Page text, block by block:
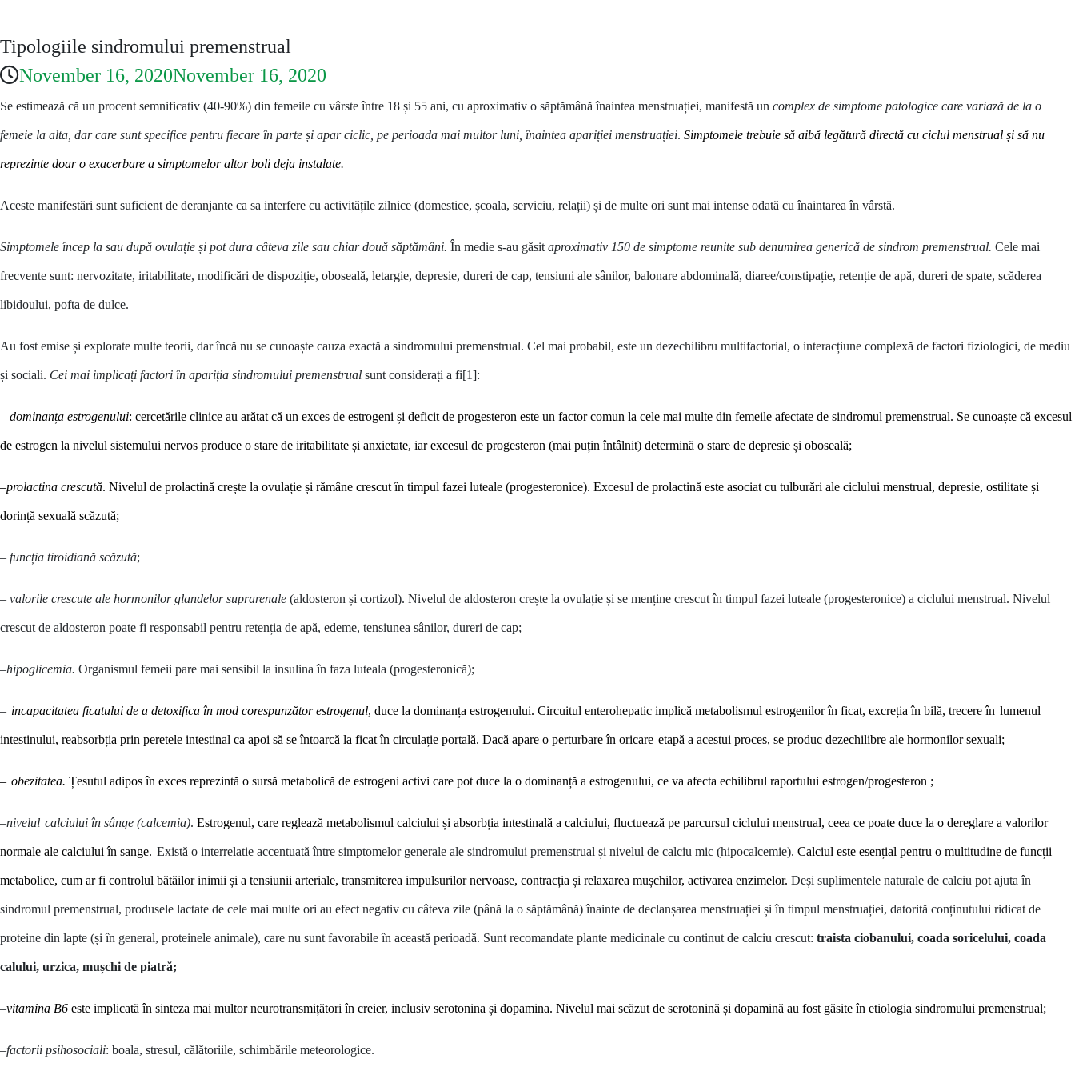
Tipologiile sindromului premenstrual
November 16, 2020November 16, 2020
Se estimează că un procent semnificativ (40-90%) din femeile cu vârste între 18 și 55 ani, cu aproximativ o săptămână înaintea menstruației, manifestă un complex de simptome patologice care variază de la o
femeie la alta, dar care sunt specifice pentru fiecare în parte și apar ciclic, pe perioada mai multor luni, înaintea apariției menstruației. Simptomele trebuie să aibă legătură directă cu ciclul menstrual și să nu
reprezinte doar o exacerbare a simptomelor altor boli deja instalate.
Aceste manifestări sunt suficient de deranjante ca sa interfere cu activitățile zilnice (domestice, școala, serviciu, relații) și de multe ori sunt mai intense odată cu înaintarea în vârstă.
Simptomele încep la sau după ovulație și pot dura câteva zile sau chiar două săptămâni. În medie s-au găsitaproximativ 150 de simptome reunite sub denumirea generică de sindrom premenstrual. Cele mai
frecvente sunt: nervozitate, iritabilitate, modificări de dispoziție, oboseală, letargie, depresie, dureri de cap, tensiuni ale sânilor, balonare abdominală, diaree/constipație, retenție de apă, dureri de spate, scăderea
libidoului, pofta de dulce.
Au fost emise și explorate multe teorii, dar încă nu se cunoaște cauza exactă a sindromului premenstrual. Cel mai probabil, este un dezechilibru multifactorial, o interacțiune complexă de factori fiziologici, de mediu
și sociali. Cei mai implicați factori în apariția sindromului premenstrual sunt considerați a fi[1]:
– dominanța estrogenului: cercetările clinice au arătat că un exces de estrogeni și deficit de progesteron este un factor comun la cele mai multe din femeile afectate de sindromul premenstrual. Se cunoaște că excesul
de estrogen la nivelul sistemului nervos produce o stare de iritabilitate și anxietate, iar excesul de progesteron (mai puțin întâlnit) determină o stare de depresie și oboseală;
–prolactina crescută. Nivelul de prolactină crește la ovulație și rămâne crescut în timpul fazei luteale (progesteronice). Excesul de prolactină este asociat cu tulburări ale ciclului menstrual, depresie, ostilitate și
dorință sexuală scăzută;
– funcția tiroidiană scăzută;
– valorile crescute ale hormonilor glandelor suprarenale (aldosteron și cortizol). Nivelul de aldosteron crește la ovulație și se menține crescut în timpul fazei luteale (progesteronice) a ciclului menstrual. Nivelul
crescut de aldosteron poate fi responsabil pentru retenția de apă, edeme, tensiunea sânilor, dureri de cap;
–hipoglicemia. Organismul femeii pare mai sensibil la insulina în faza luteala (progesteronică);
– incapacitatea ficatului de a detoxifica în mod corespunzător estrogenul, duce la dominanța estrogenului. Circuitul enterohepatic implică metabolismul estrogenilor în ficat, excreția în bilă, trecere în lumenul
intestinului, reabsorbția prin peretele intestinal ca apoi să se întoarcă la ficat în circulație portală. Dacă apare o perturbare în oricare etapă a acestui proces, se produc dezechilibre ale hormonilor sexuali;
– obezitatea. Țesutul adipos în exces reprezintă o sursă metabolică de estrogeni activi care pot duce la o dominanță a estrogenului, ce va afecta echilibrul raportului estrogen/progesteron ;
–nivelul calciului în sânge (calcemia). Estrogenul, care reglează metabolismul calciului și absorbția intestinală a calciului, fluctuează pe parcursul ciclului menstrual, ceea ce poate duce la o dereglare a valorilor
normale ale calciului în sange. Există o interrelatie accentuată între simptomelor generale ale sindromului premenstrual și nivelul de calciu mic (hipocalcemie). Calciul este esențial pentru o multitudine de funcții
metabolice, cum ar fi controlul bătăilor inimii și a tensiunii arteriale, transmiterea impulsurilor nervoase, contracția și relaxarea mușchilor, activarea enzimelor. Deși suplimentele naturale de calciu pot ajuta în
sindromul premenstrual, produsele lactate de cele mai multe ori au efect negativ cu câteva zile (până la o săptămână) înainte de declanșarea menstruației și în timpul menstruației, datorită conținutului ridicat de
proteine din lapte (și în general, proteinele animale), care nu sunt favorabile în această perioadă. Sunt recomandate plante medicinale cu continut de calciu crescut: traista ciobanului, coada soricelului, coada
calului, urzica, mușchi de piatră;
–vitamina B6 este implicată în sinteza mai multor neurotransmițători în creier, inclusiv serotonina și dopamina. Nivelul mai scăzut de serotonină și dopamină au fost găsite în etiologia sindromului premenstrual;
–factorii psihosociali: boala, stresul, călătoriile, schimbările meteorologice.